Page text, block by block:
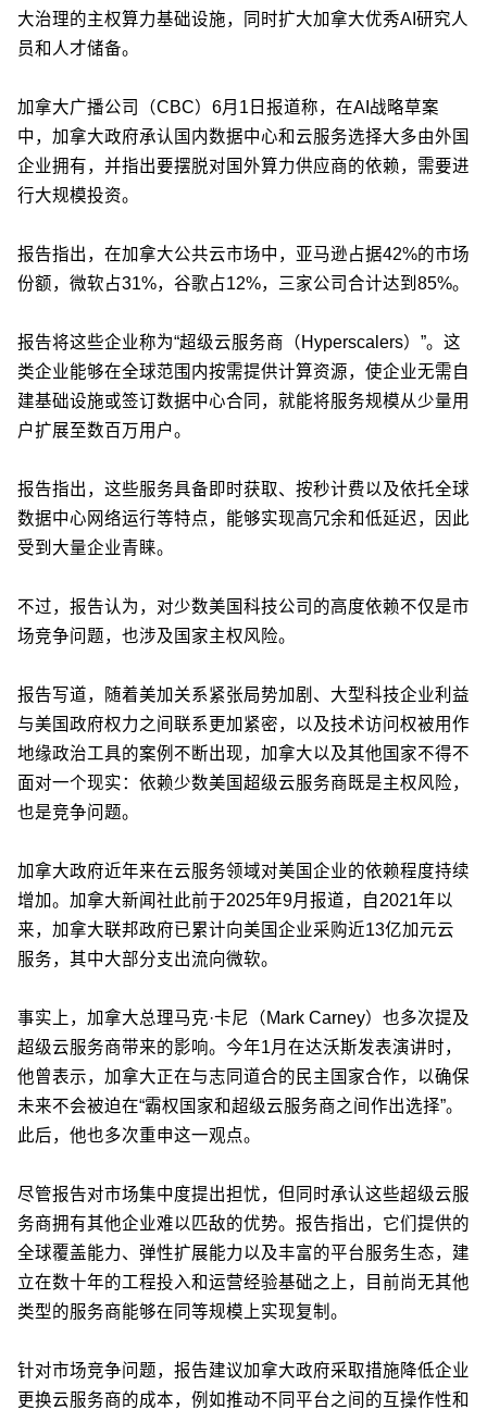
大治理的主权算力基础设施，同时扩大加拿大优秀AI研究人
员和人才储备。
加拿大广播公司（CBC）6月1日报道称，在AI战略草案
中，加拿大政府承认国内数据中心和云服务选择大多由外国
企业拥有，并指出要摆脱对国外算力供应商的依赖，需要进
行大规模投资。
报告指出，在加拿大公共云市场中，亚马逊占据42%的市场
份额，微软占31%，谷歌占12%，三家公司合计达到85%。
报告将这些企业称为“超级云服务商（Hyperscalers）”。这
类企业能够在全球范围内按需提供计算资源，使企业无需自
建基础设施或签订数据中心合同，就能将服务规模从少量用
户扩展至数百万用户。
报告指出，这些服务具备即时获取、按秒计费以及依托全球
数据中心网络运行等特点，能够实现高冗余和低延迟，因此
受到大量企业青睐。
不过，报告认为，对少数美国科技公司的高度依赖不仅是市
场竞争问题，也涉及国家主权风险。
报告写道，随着美加关系紧张局势加剧、大型科技企业利益
与美国政府权力之间联系更加紧密，以及技术访问权被用作
地缘政治工具的案例不断出现，加拿大以及其他国家不得不
面对一个现实：依赖少数美国超级云服务商既是主权风险，
也是竞争问题。
加拿大政府近年来在云服务领域对美国企业的依赖程度持续
增加。加拿大新闻社此前于2025年9月报道，自2021年以
来，加拿大联邦政府已累计向美国企业采购近13亿加元云
服务，其中大部分支出流向微软。
事实上，加拿大总理马克·卡尼（Mark Carney）也多次提及
超级云服务商带来的影响。今年1月在达沃斯发表演讲时，
他曾表示，加拿大正在与志同道合的民主国家合作，以确保
未来不会被迫在“霸权国家和超级云服务商之间作出选择”。
此后，他也多次重申这一观点。
尽管报告对市场集中度提出担忧，但同时承认这些超级云服
务商拥有其他企业难以匹敌的优势。报告指出，它们提供的
全球覆盖能力、弹性扩展能力以及丰富的平台服务生态，建
立在数十年的工程投入和运营经验基础之上，目前尚无其他
类型的服务商能够在同等规模上实现复制。
针对市场竞争问题，报告建议加拿大政府采取措施降低企业
更换云服务商的成本，例如推动不同平台之间的互操作性和